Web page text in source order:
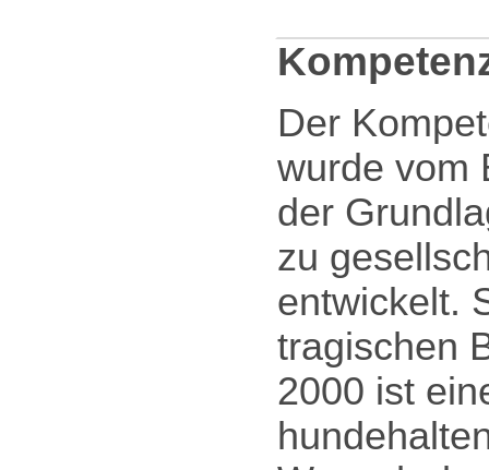
Der
wurde vom
der
zu
entwickelt.
tragischen
2000 ist